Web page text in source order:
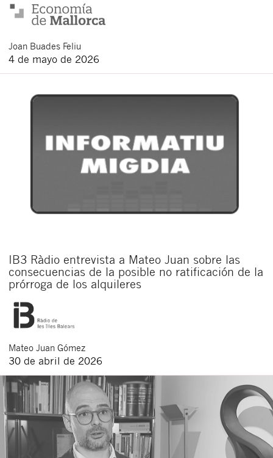
Joan Buades Feliu
4 de mayo de 2026
IB3 Ràdio entrevista a Mateo Juan sobre las
consecuencias de la posible no ratificación de la
prórroga de los alquileres
Mateo Juan Gómez
30 de abril de 2026